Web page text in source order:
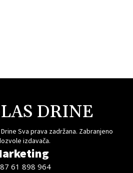
DRINE
Sva prava zadržana. Zabranjeno
izdavača.
61 898 964